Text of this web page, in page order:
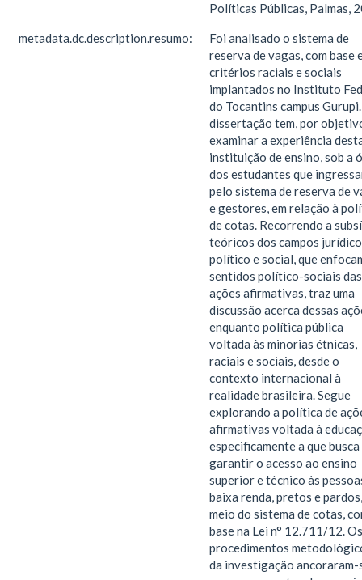
Políticas Públicas, Palmas,
metadata.dc.description.resumo:
Foi analisado o sistema de
reserva de vagas, com base
critérios raciais e sociais
implantados no Instituto
do Tocantins campus
dissertação tem, por
examinar a experiência
instituição de ensino, sob a
dos estudantes que
pelo sistema de reserva de
e gestores, em relação à
de cotas. Recorrendo a
teóricos dos campos
político e social, que
sentidos político-sociais das
ações afirmativas, traz uma
discussão acerca dessas
enquanto política pública
voltada às minorias étnicas,
raciais e sociais, desde o
contexto internacional à
realidade brasileira. Segue
explorando a política de
afirmativas voltada à
especificamente a que busca
garantir o acesso ao ensino
superior e técnico às
baixa renda, pretos e
meio do sistema de cotas,
base na Lei n° 12.711/12. Os
procedimentos
da investigação ancoraram-